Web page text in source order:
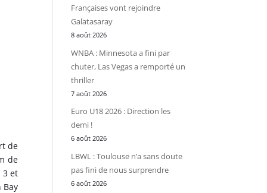
de
de
3 et
Bay
Françaises vont rejoindre
Galatasaray
8 août 2026
WNBA : Minnesota a fini par
chuter, Las Vegas a remporté un
thriller
7 août 2026
Euro U18 2026 : Direction les
demi !
6 août 2026
LBWL : Toulouse n’a sans doute
pas fini de nous surprendre
6 août 2026